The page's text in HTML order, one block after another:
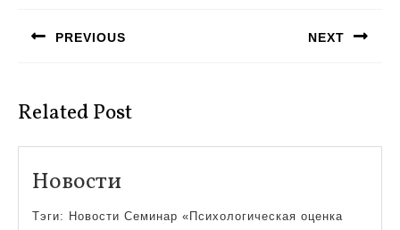
записям
PREVIOUS NEXT
Related Post
Новости
Тэги: Новости Семинар «Психологическая оценка